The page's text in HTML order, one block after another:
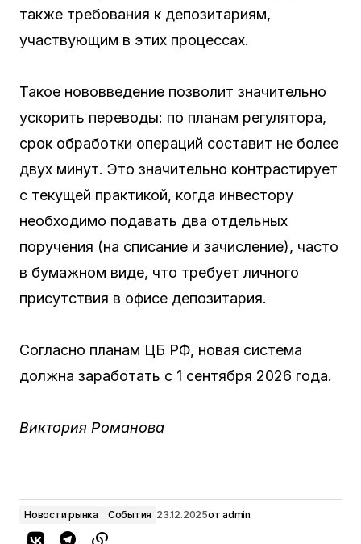
также требования к депозитариям,
участвующим в этих процессах.
Такое нововведение позволит значительно
ускорить переводы: по планам регулятора,
срок обработки операций составит не более
двух минут. Это значительно контрастирует
с текущей практикой, когда инвестору
необходимо подавать два отдельных
поручения (на списание и зачисление), часто
в бумажном виде, что требует личного
присутствия в офисе депозитария.
Согласно планам ЦБ РФ, новая система
должна заработать с 1 сентября 2026 года.
Виктория Романова
Новости рынка События 23.12.2025от admin